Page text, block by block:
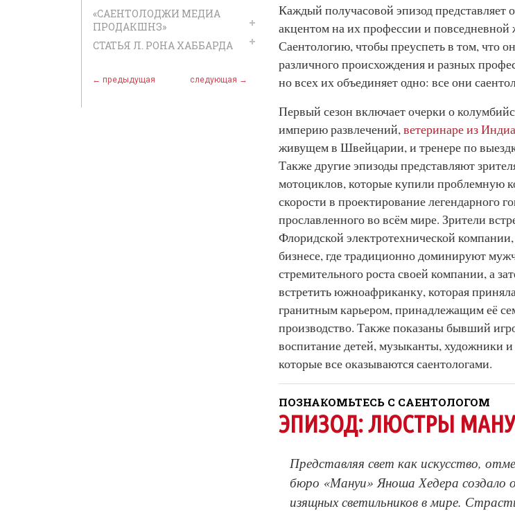
«САЕНТОЛОДЖИ МЕДИА
ПРОДАКШНЗ»
СТАТЬЯ Л. РОНА ХАББАРДА
← предыдущая следующая →
Каждый получасовой эпизод представляет
акцентом на их профессии и
Саентологию, чтобы преуспеть в том, что
различного происхождения и разных
но всех их объединяет одно: все они
Первый сезон включает очерки о
империю развлечений,ветеринаре из
живущем в Швейцарии, и тренере по
Также другие эпизоды представляют
мотоциклов, которые купили проблемную
скорости в проектирование легендарного
прославленного во всём мире. Зрители
Флоридской электротехнической
бизнесе, где традиционно доминируют
стремительного роста своей компании, а
встретить южноафриканку, которая
гранитным карьером, принадлежащим её
производство. Также показаны бывший
воспитание детей, музыканты, художники
которые все оказываются саентологами.
ПОЗНАКОМЬТЕСЬ С САЕНТОЛОГОМ
ЭПИЗОД: ЛЮСТРЫ
Представляя свет как искусство,
бюро «Мануи» Яноша Хедера создало
изящных светильников в мире.